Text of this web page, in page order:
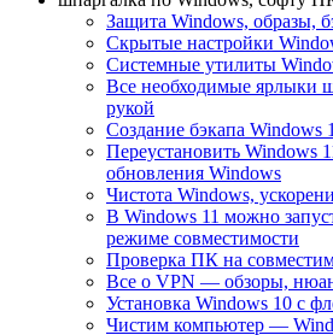
Защита Windows, образы,
Скрытые настройки
Системные утилиты
Все необходимые ярлыки
рукой
Создание бэкапа Windows
Переустановить Windows
обновления Windows
Чистота Windows,
В Windows 11 можно
режиме совместимости
Проверка ПК на
Все о VPN — обзоры,
Установка Windows 10 с
Чистим компьютер —